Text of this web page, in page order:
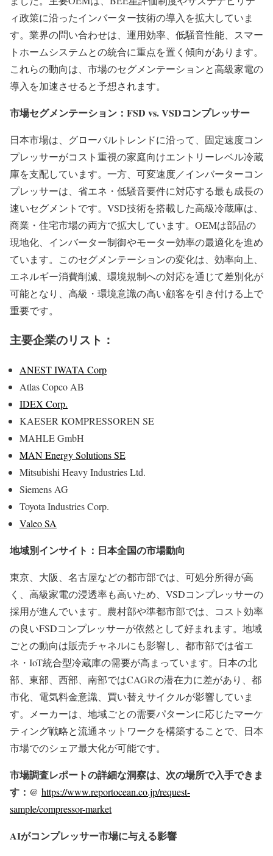
ィ政策に沿ったインバーター技術の導入を拡大していま
す。業界の問い合わせは、運用効率、低騒音性能、スマー
トホームシステムとの統合に重点を置く傾向があります。
これらの動向は、市場のセグメンテーションと高級家電の
導入を加速させると予想されます。
市場セグメンテーション：FSD vs. VSDコンプレッサー
日本市場は、グローバルトレンドに沿って、固定速度コン
プレッサーがコスト重視の家庭向けエントリーレベル冷蔵
庫を支配しています。一方、可変速度／インバーターコン
プレッサーは、省エネ・低騒音要件に対応する最も成長の
速いセグメントです。VSD技術を搭載した高級冷蔵庫は、
商業・住宅市場の両方で拡大しています。OEMは部品の
現地化、インバーター制御やモーター効率の最適化を進め
ています。このセグメンテーションの変化は、効率向上、
エネルギー消費削減、環境規制への対応を通じて差別化が
可能となり、高級・環境意識の高い顧客を引き付ける上で
重要です。
主要企業のリスト：
ANEST IWATA Corp
Atlas Copco AB
IDEX Corp.
KAESER KOMPRESSOREN SE
MAHLE GmbH
MAN Energy Solutions SE
Mitsubishi Heavy Industries Ltd.
Siemens AG
Toyota Industries Corp.
Valeo SA
地域別インサイト：日本全国の市場動向
東京、大阪、名古屋などの都市部では、可処分所得が高
く、高級家電の浸透率も高いため、VSDコンプレッサーの
採用が進んでいます。農村部や準都市部では、コスト効率
の良いFSDコンプレッサーが依然として好まれます。地域
ごとの動向は販売チャネルにも影響し、都市部では省エ
ネ・IoT統合型冷蔵庫の需要が高まっています。日本の北
部、東部、西部、南部ではCAGRの潜在力に差があり、都
市化、電気料金意識、買い替えサイクルが影響していま
す。メーカーは、地域ごとの需要パターンに応じたマーケ
ティング戦略と流通ネットワークを構築することで、日本
市場でのシェア最大化が可能です。
市場調査レポートの詳細な洞察は、次の場所で入手できま
す：@ https://www.reportocean.co.jp/request-
sample/compressor-market
AIがコンプレッサー市場に与える影響